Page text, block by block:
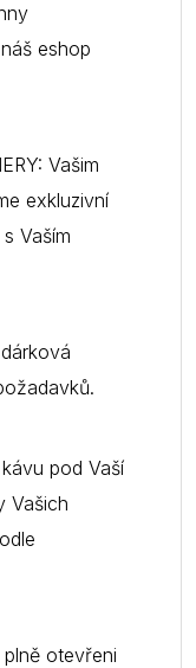
eshop
Vašim
exkluzivní
Vaším
pod Vaší
Vašich
plně otevřeni